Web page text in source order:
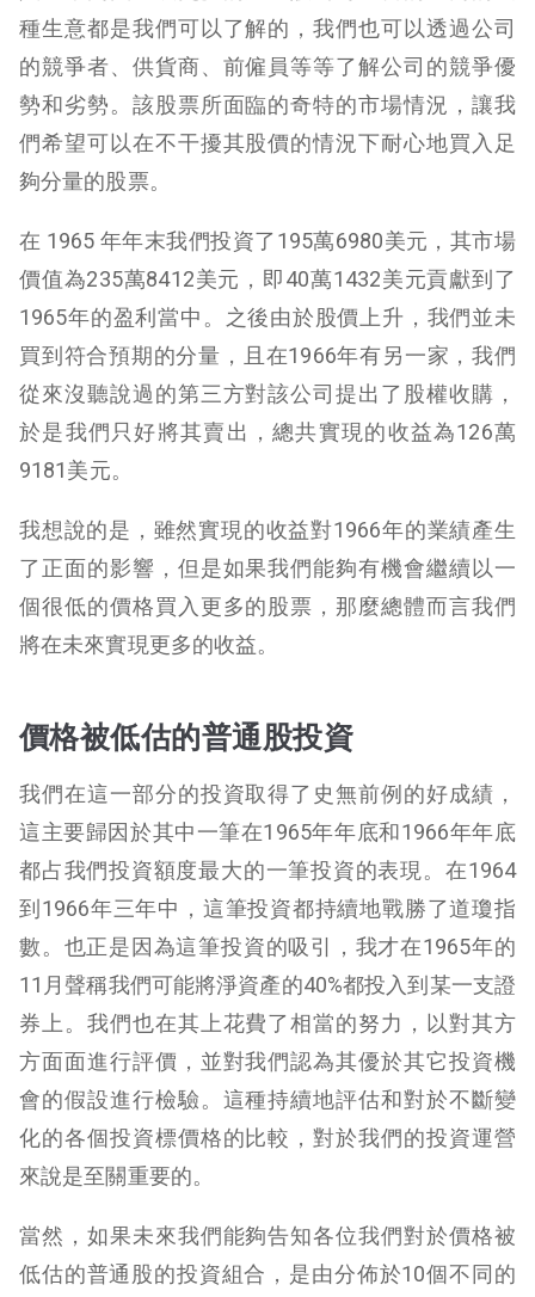
種生意都是我們可以了解的，我們也可以透過公司
的競爭者、供貨商、前僱員等等了解公司的競爭優
勢和劣勢。該股票所面臨的奇特的市場情況，讓我
們希望可以在不干擾其股價的情況下耐心地買入足
夠分量的股票。
在 1965 年年末我們投資了195萬6980美元，其市場
價值為235萬8412美元，即40萬1432美元貢獻到了
1965年的盈利當中。之後由於股價上升，我們並未
買到符合預期的分量，且在1966年有另一家，我們
從來沒聽說過的第三方對該公司提出了股權收購，
於是我們只好將其賣出，總共實現的收益為126萬
9181美元。
我想說的是，雖然實現的收益對1966年的業績產生
了正面的影響，但是如果我們能夠有機會繼續以一
個很低的價格買入更多的股票，那麼總體而言我們
將在未來實現更多的收益。
價格被低估的普通股投資
我們在這一部分的投資取得了史無前例的好成績，
這主要歸因於其中一筆在1965年年底和1966年年底
都占我們投資額度最大的一筆投資的表現。在1964
到1966年三年中，這筆投資都持續地戰勝了道瓊指
數。也正是因為這筆投資的吸引，我才在1965年的
11月聲稱我們可能將淨資產的40%都投入到某一支證
券上。我們也在其上花費了相當的努力，以對其方
方面面進行評價，並對我們認為其優於其它投資機
會的假設進行檢驗。這種持續地評估和對於不斷變
化的各個投資標價格的比較，對於我們的投資運營
來說是至關重要的。
當然，如果未來我們能夠告知各位我們對於價格被
低估的普通股的投資組合，是由分佈於10個不同的